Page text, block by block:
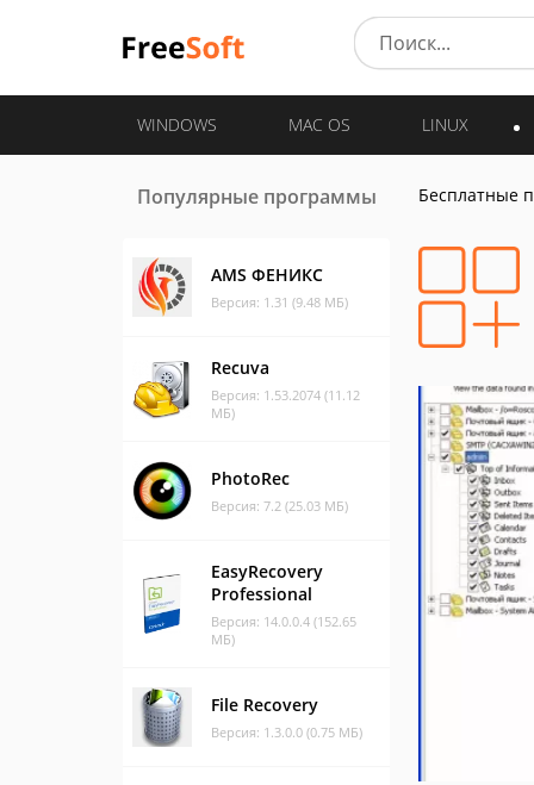
WINDOWS MAC OS LINUX
Популярные программы
AMS ФЕНИКС
Версия: 1.31 (9.48 МБ)
Recuva
Версия: 1.53.2074 (11.12
МБ)
PhotoRec
Версия: 7.2 (25.03 МБ)
EasyRecovery
Professional
Версия: 14.0.0.4 (152.65
МБ)
File Recovery
Версия: 1.3.0.0 (0.75 МБ)
Бесплатные